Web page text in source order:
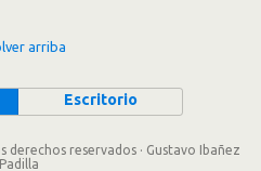
arriba
Escritorio
derechos reservados · Gustavo Ibañez
Padilla